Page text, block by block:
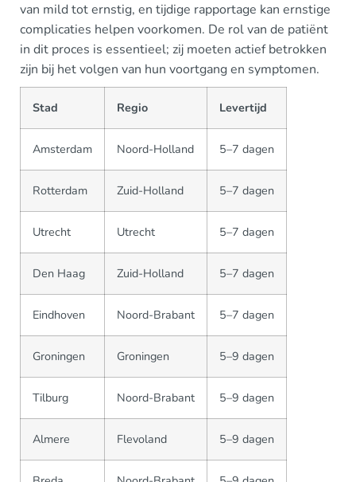
van mild tot ernstig, en tijdige rapportage kan ernstige
complicaties helpen voorkomen. De rol van de patiënt
in dit proces is essentieel; zij moeten actief betrokken
zijn bij het volgen van hun voortgang en symptomen.
Stad Regio Levertijd
Amsterdam Noord-Holland 5–7 dagen
Rotterdam Zuid-Holland 5–7 dagen
Utrecht Utrecht 5–7 dagen
Den Haag Zuid-Holland 5–7 dagen
Eindhoven Noord-Brabant 5–7 dagen
Groningen Groningen 5–9 dagen
Tilburg Noord-Brabant 5–9 dagen
Almere Flevoland 5–9 dagen